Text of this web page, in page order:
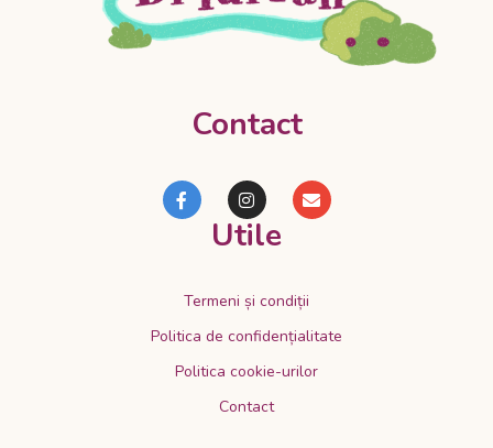
Contact
Utile
Termeni și condiții
Politica de confidențialitate
Politica cookie-urilor
Contact